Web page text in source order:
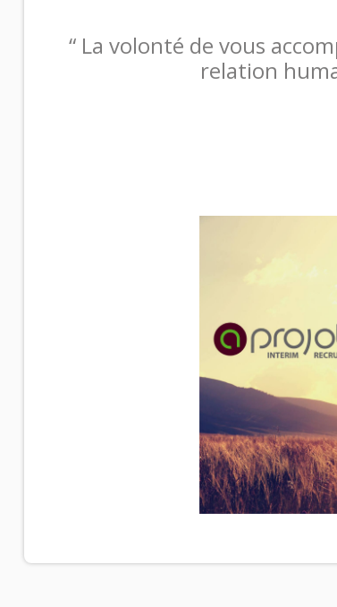
“ La volonté de vous
relation